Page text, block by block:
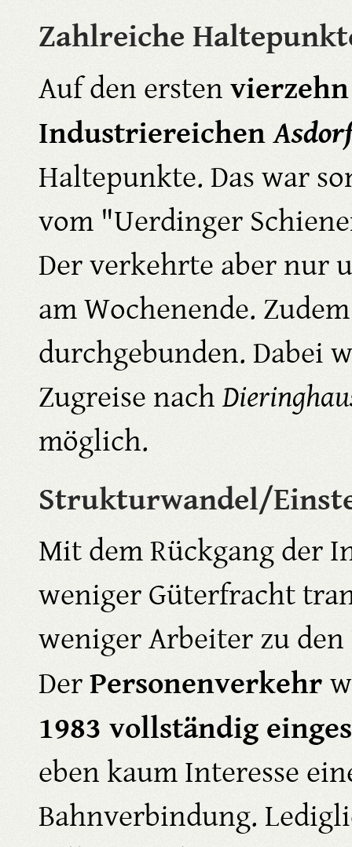
Zahlreiche
Auf den ersten
Industriereichen
Haltepunkte. Das war
vom "Uerdinger
Der verkehrte aber nur
am Wochenende.
durchgebunden. Dabei
Zugreise nach
möglich.
Strukturwandel/
Mit dem Rückgang der
weniger Güterfracht
weniger Arbeiter zu
DerPersonenverkehr
1983 vollständig
eben kaum Interesse
Bahnverbindung.